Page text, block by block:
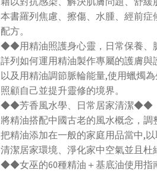
造
小
小
奇
蹟
(Llewellyn’s
Complete
Book
Of
Essential
Oils)
本書羅列焦慮、擦傷、水腫、經前
配方。
◆◆用精油照護身心靈，日常保養
詳列如何運用精油製作專屬的護膚與
以及用精油調節脈輪能量,使用蠟燭
照顧自己並提升靈修的境界。
◆◆芳香風水學、日常居家清潔◆◆
將精油搭配中國古老的風水概念，調
把精油添加在一般的家庭用品當中,以
清潔居家環境、淨化家中空氣並且杜
◆◆女巫的60種精油＋基底油使用